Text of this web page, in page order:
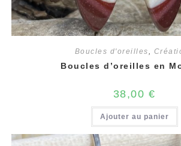
Boucles d'oreilles,
Boucles d’oreilles en
38,00 €
Ajouter au panier